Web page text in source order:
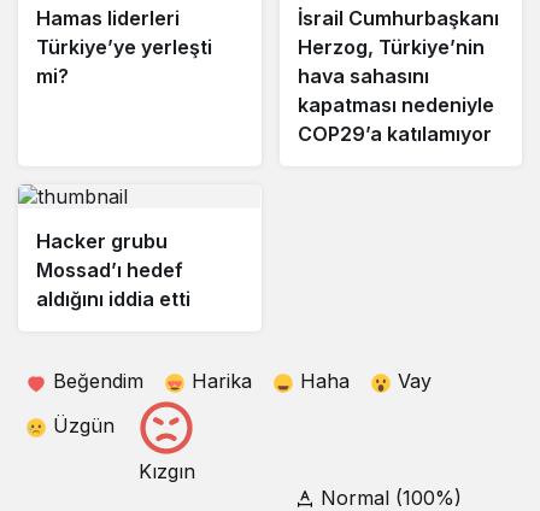
Hamas liderleri
Türkiye’ye yerleşti
mi?
İsrail Cumhurbaşkanı
Herzog, Türkiye’nin
hava sahasını
kapatması nedeniyle
COP29’a katılamıyor
Hacker grubu
Mossad’ı hedef
aldığını iddia etti
Beğendim Harika Haha
Vay
Üzgün
Kızgın
Normal (100%)